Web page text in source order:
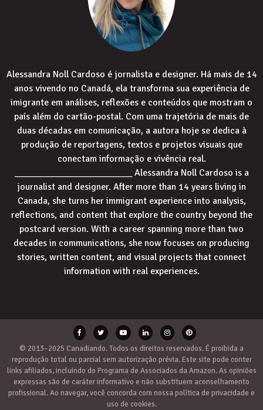
Alessandra Noll Cardoso é jornalista e designer. Há mais de 14
anos vivendo no Canadá, ela transforma sua experiência de
imigrante em análises, reflexões e conteúdos que mostram o
país além do cartão-postal. Com uma trajetória de mais de
duas décadas em comunicação, a autora hoje se dedica à
produção de reportagens, textos e projetos visuais que
conectam informação e vivência real.
_________________________ Alessandra Noll Cardoso is a
journalist and designer. After more than 14 years living in
Canada, she turns her immigrant experience into analysis,
reflections, and content that explore the country beyond the
postcard version. With a career spanning more than two
decades in communications, she now focuses on producing
stories, written content, and visual projects that connect
information with real experiences.
© 2013–2025 Canadiando. Todos os direitos reservados. É proibida a
reprodução total ou parcial sem autorização prévia. Este site pode conter
links afiliados, incluindo do Programa de Associados da Amazon. As opiniões
expressas são de caráter informativo e não substituem aconselhamento
profissional. Ao navegar, você concorda com nossa política de privacidade e
uso de cookies.